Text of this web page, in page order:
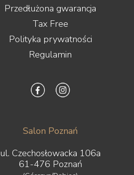
Przedłużona gwarancja
Tax Free
Polityka prywatności
Regulamin
Salon Poznań
ul. Czechosłowacka 106a
61-476 Poznań